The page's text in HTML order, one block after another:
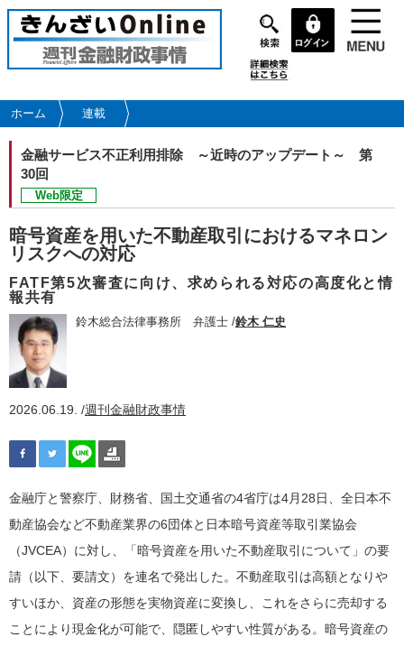
メ
イ
コ
ン
ツ
動
ホーム 連載
金融サービス不正利用排除 ～近時のアップデート～
第
30回
Web限定
暗号資産を用いた不動産取引におけるマネロン
リスクへの対応
FATF第5次審査に向け、求められる対応の高度化と情
報共有
鈴木総合法律事務所 弁護士 /鈴木 仁史
2026.06.19. /週刊金融財政事情
金融庁と警察庁、財務省、国土交通省の4省庁は4月28日、全日本不
動産協会など不動産業界の6団体と日本暗号資産等取引業協会
（JVCEA）に対し、「暗号資産を用いた不動産取引について」の要
請（以下、要請文）を連名で発出した。不動産取引は高額となりや
すいほか、資産の形態を実物資産に変換し、これをさらに売却する
ことにより現金化が可能で、隠匿しやすい性質がある。暗号資産の